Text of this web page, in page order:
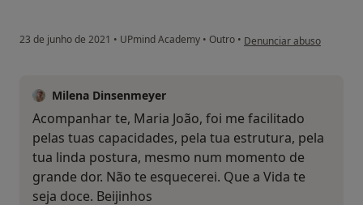
23 de junho de 2021 • UPmind Academy • Outro • na opinião do utilizador
Denunciar abuso
Milena Dinsenmeyer
Acompanhar te, Maria João, foi me facilitado
pelas tuas capacidades, pela tua estrutura, pela
tua linda postura, mesmo num momento de
grande dor. Não te esquecerei. Que a Vida te
seja doce. Beijinhos